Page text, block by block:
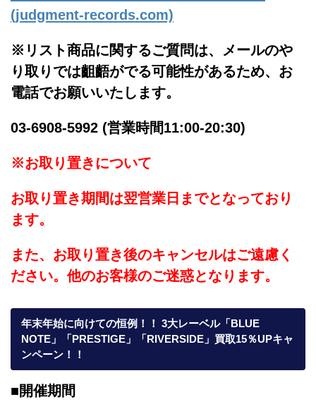
(judgment-records.com)
※リスト商品に関するご質問は、メールのや
り取りでは齟齬がでる可能性があるため、お
電話でお願いいたします。
03-6908-5992 (営業時間11:00-20:30)
※お取り置きについて
お取り置き期間は翌営業日までとなっており
ます。
また、お取り置き後のキャンセルはご遠慮く
ださい。他のお客様のご迷惑となります。
年末年始に向けての恒例！！ 3大レーベル「BLUE
NOTE」「PRESTIGE」「RIVERSIDE」買取15％UPキャ
ンペーン！！
■開催期間